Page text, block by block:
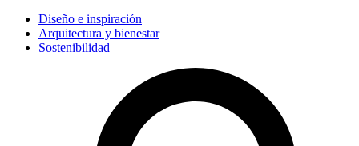
Diseño e inspiración
Arquitectura y bienestar
Sostenibilidad